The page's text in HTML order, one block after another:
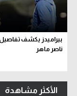
بيراميدز يكشف
ناصر ماهر
الأكثر مشاهدة